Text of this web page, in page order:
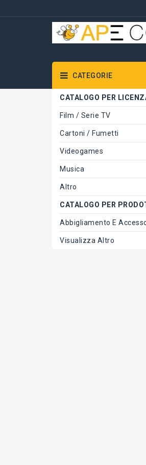
CATEGORIE
CATALOGO PER
Film / Serie TV
Cartoni / Fumetti
Videogames
Musica
Altro
CATALOGO PER
Abbigliamento E
Visualizza Altro